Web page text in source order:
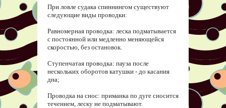
При ловле судака спиннингом существуют
следующие виды проводки:
Равномерная проводка: леска подматывается
с постоянной или медленно меняющейся
скоростью, без остановок.
Ступенчатая проводка: пауза после
нескольких оборотов катушки - до касания
дна;
Проводка на снос: приманка по дуге сносится
течением, леску не подматывают.